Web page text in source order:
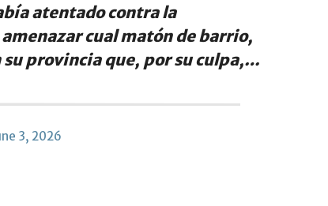
atentado contra la
cual matón de barrio,
provincia que, por su culpa,…
3, 2026